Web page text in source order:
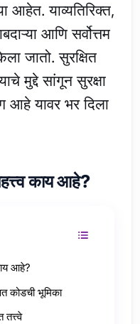
आहेत. याव्यतिरिक्त,
आणि सर्वोत्तम
जातो. सुरक्षित
मुद्दे सांगून सुरक्षा
आहे यावर भर दिला
काय आहे?
आहे?
कोडची भूमिका
तत्त्वे